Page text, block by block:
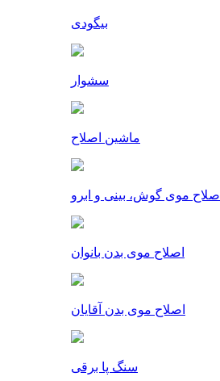
بیگودی
سشوار
ماشین اصلاح
اصلاح موی گوش، بینی و ابرو
اصلاح موی بدن بانوان
اصلاح موی بدن آقایان
سنگ پا برقی